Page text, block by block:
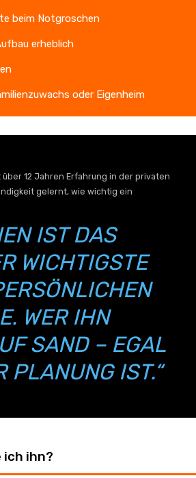
beim Notgroschen
erheblich
oder Eigenheim
12 Jahren Erfahrung in der privaten
gelernt, wie wichtig ein
IST DAS
WICHTIGSTE
WER IHN
SAND – EGAL
PLANUNG IST.“
ich ihn?